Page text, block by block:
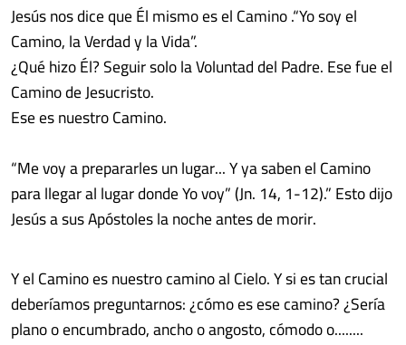
Jesús nos dice que Él mismo es el Camino .“Yo soy el
Camino, la Verdad y la Vida”.
¿Qué hizo Él? Seguir solo la Voluntad del Padre. Ese fue el
Camino de Jesucristo.
Ese es nuestro Camino.
“Me voy a prepararles un lugar... Y ya saben el Camino
para llegar al lugar donde Yo voy” (Jn. 14, 1-12).” Esto dijo
Jesús a sus Apóstoles la noche antes de morir.
Y el Camino es nuestro camino al Cielo. Y si es tan crucial
deberíamos preguntarnos: ¿cómo es ese camino? ¿Sería
plano o encumbrado, ancho o angosto, cómodo o........